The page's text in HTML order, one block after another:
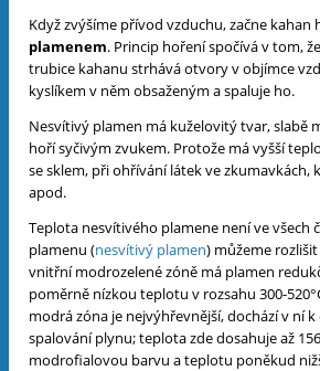
Když zvýšíme přívod vzduchu, začne kahan
plamenem. Princip hoření spočívá v tom,
trubice kahanu strhává otvory v objímce
kyslíkem v něm obsaženým a spaluje ho.
Nesvítivý plamen má kuželovitý tvar, slabě
hoří syčivým zvukem. Protože má vyšší
se sklem, při ohřívání látek ve zkumavkách,
apod.
Teplota nesvítivého plamene není ve všech
plamenu (nesvítivý plamen) můžeme
vnitřní modrozelené zóně má plamen
poměrně nízkou teplotu v rozsahu 300-
modrá zóna je nejvýhřevnější, dochází v ní
spalování plynu; teplota zde dosahuje až
modrofialovou barvu a teplotu poněkud